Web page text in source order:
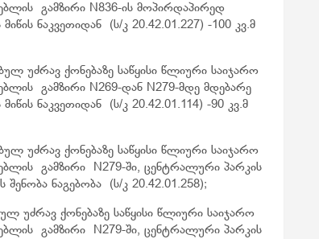
გამზირი N836-ის მოპირდაპირედ
ნაკვეთიდან (ს/კ 20.42.01.227) -100 კვ.მ
უძრავ ქონებაზე საწყისი წლიური საიჯარო
გამზირი N269-დან N279-მდე მდებარე
ნაკვეთიდან (ს/კ 20.42.01.114) -90 კვ.მ
უძრავ ქონებაზე საწყისი წლიური საიჯარო
გამზირი N279-ში, ცენტრალური პარკის
ნაგებობა (ს/კ 20.42.01.258);
უძრავ ქონებაზე საწყისი წლიური საიჯარო
გამზირი N279-ში, ცენტრალური პარკის